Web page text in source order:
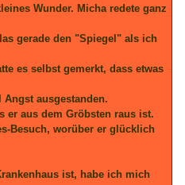
Wunder. Micha redete ganz
gerade den "Spiegel" als ich
es selbst gemerkt, dass etwas
ausgestanden.
er aus dem Gröbsten raus ist.
Besuch, worüber er glücklich
ist, habe ich mich